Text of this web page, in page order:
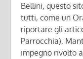
Bellini, questo
tutti, come un
riportare gli
Parrocchia).
impegno rivolto